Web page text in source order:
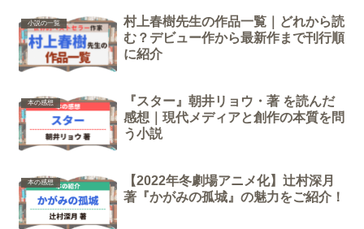
小説の一覧
村上春樹先生の作品一覧｜どれから読
む？デビュー作から最新作まで刊行順
に紹介
本の感想
『スター』朝井リョウ・著 を読んだ
感想｜現代メディアと創作の本質を問
う小説
本の感想
【2022年冬劇場アニメ化】辻村深月
著『かがみの孤城』の魅力をご紹介！